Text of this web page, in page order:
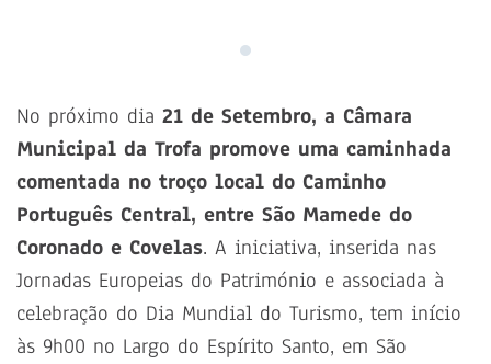
No próximo dia 21 de Setembro, a Câmara
Municipal da Trofa promove uma caminhada
comentada no troço local do Caminho
Português Central, entre São Mamede do
Coronado e Covelas. A iniciativa, inserida nas
Jornadas Europeias do Património e associada à
celebração do Dia Mundial do Turismo, tem início
às 9h00 no Largo do Espírito Santo, em São